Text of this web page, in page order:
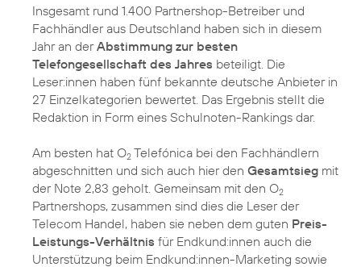
Insgesamt rund 1.400 Partnershop-Betreiber und
Fachhändler aus Deutschland haben sich in diesem
Jahr an derAbstimmung zur besten
Telefongesellschaft des Jahres beteiligt. Die
Leser:innen haben fünf bekannte deutsche Anbieter in
27 Einzelkategorien bewertet. Das Ergebnis stellt die
Redaktion in Form eines Schulnoten-Rankings dar.
Am besten hat O2 Telefónica bei den Fachhändlern
abgeschnitten und sich auch hier den Gesamtsieg mit
der Note 2,83 geholt. Gemeinsam mit den O2
Partnershops, zusammen sind dies die Leser der
Telecom Handel, haben sie neben dem guten Preis-
Leistungs-Verhältnis für Endkund:innen auch die
Unterstützung beim Endkund:innen-Marketing sowie